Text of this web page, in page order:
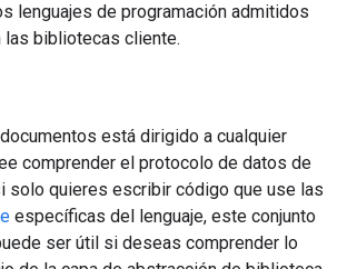
lenguajes de programación admitidos
las bibliotecas cliente.
está dirigido a cualquier
comprender el protocolo de datos de
solo quieres escribir código que use las
específicas del lenguaje, este conjunto
ser útil si deseas comprender lo